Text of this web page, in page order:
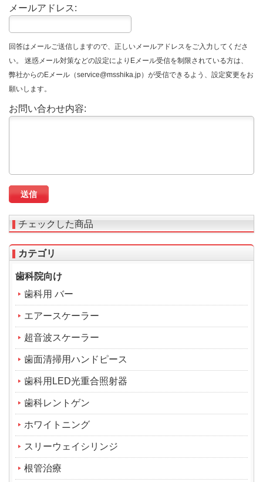
メールアドレス:
回答はメールご送信しますので、正しいメールアドレスをご入力してくださ
い。 迷惑メール対策などの設定によりEメール受信を制限されている方は、
弊社からのEメール（service@msshika.jp）が受信できるよう、設定変更をお
願いします。
お問い合わせ内容:
チェックした商品
カテゴリ
歯科院向け
歯科用 バー
エアースケーラー
超音波スケーラー
歯面清掃用ハンドピース
歯科用LED光重合照射器
歯科レントゲン
ホワイトニング
スリーウェイシリンジ
根管治療